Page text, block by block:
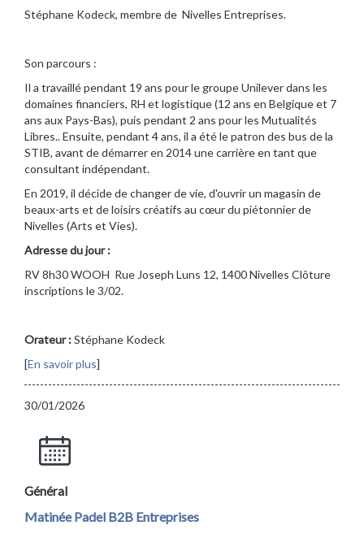
Stéphane Kodeck, membre de Nivelles Entreprises.
Son parcours :
Il a travaillé pendant 19 ans pour le groupe Unilever dans les
domaines financiers, RH et logistique (12 ans en Belgique et 7
ans aux Pays-Bas), puis pendant 2 ans pour les Mutualités
Libres.. Ensuite, pendant 4 ans, il a été le patron des bus de la
STIB, avant de démarrer en 2014 une carrière en tant que
consultant indépendant.
En 2019, il décide de changer de vie, d'ouvrir un magasin de
beaux-arts et de loisirs créatifs au cœur du piétonnier de
Nivelles (Arts et Vies).
Adresse du jour :
RV 8h30 WOOH Rue Joseph Luns 12, 1400 Nivelles Clôture
inscriptions le 3/02.
Orateur :Stéphane Kodeck
[En savoir plus]
30/01/2026
Général
Matinée Padel B2B Entreprises